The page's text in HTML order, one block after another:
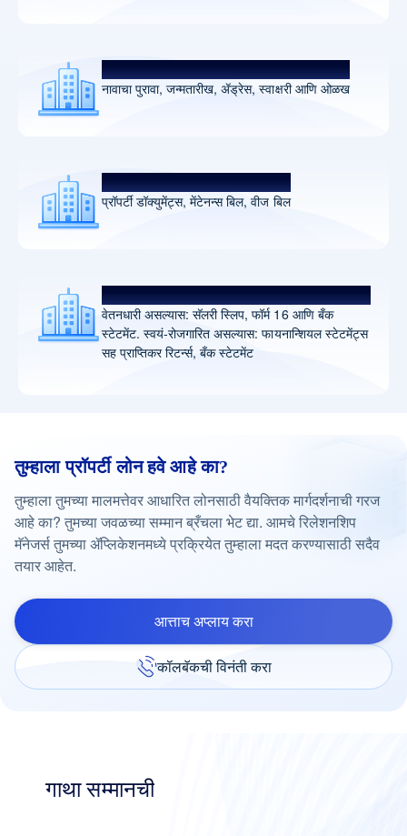
नो युवर कस्टमर डॉक्युमेंट्स
नावाचा पुरावा, जन्मतारीख, ॲड्रेस, स्वाक्षरी आणि ओळख
निवासी मालकीचा पुरावा
प्रॉपर्टी डॉक्युमेंट्स, मेंटेनन्स बिल, वीज बिल
उत्पन्नाचे डॉक्युमेंट्स
वेतनधारी असल्यास: सॅलरी स्लिप, फॉर्म 16 आणि बँक
स्टेटमेंट. स्वयं-रोजगारित असल्यास: फायनान्शियल स्टेटमेंट्स
सह प्राप्तिकर रिटर्न्स, बँक स्टेटमेंट
तुम्हाला प्रॉपर्टी लोन हवे आहे का?
तुम्हाला तुमच्या मालमत्तेवर आधारित लोनसाठी वैयक्तिक मार्गदर्शनाची गरज
आहे का? तुमच्या जवळच्या सम्मान ब्रँचला भेट द्या. आमचे रिलेशनशिप
मॅनेजर्स तुमच्या ॲप्लिकेशनमध्ये प्रक्रियेत तुम्हाला मदत करण्यासाठी सदैव
तयार आहेत.
आत्ताच अप्लाय करा
कॉलबॅकची विनंती करा
गाथा सम्मानची